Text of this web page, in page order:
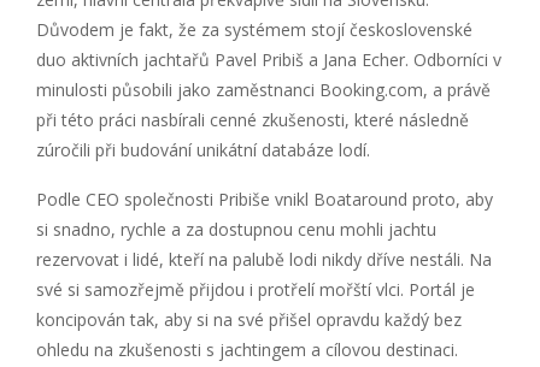
Důvodem je fakt, že za systémem stojí československé
duo aktivních jachtařů Pavel Pribiš a Jana Echer. Odborníci v
minulosti působili jako zaměstnanci Booking.com, a právě
při této práci nasbírali cenné zkušenosti, které následně
zúročili při budování unikátní databáze lodí.
Podle CEO společnosti Pribiše vnikl Boataround proto, aby
si snadno, rychle a za dostupnou cenu mohli jachtu
rezervovat i lidé, kteří na palubě lodi nikdy dříve nestáli. Na
své si samozřejmě přijdou i protřelí mořští vlci. Portál je
koncipován tak, aby si na své přišel opravdu každý bez
ohledu na zkušenosti s jachtingem a cílovou destinaci.